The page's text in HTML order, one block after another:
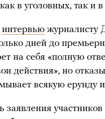
в уголовных, так и
интервью журналисту
дней до
на себя «полную
действия», но
всякую ерунду
заявления